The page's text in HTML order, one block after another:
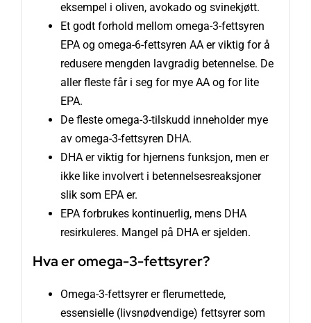
eksempel i oliven, avokado og svinekjøtt.
Et godt forhold mellom omega-3-fettsyren
EPA og omega-6-fettsyren AA er viktig for å
redusere mengden lavgradig betennelse. De
aller fleste får i seg for mye AA og for lite
EPA.
De fleste omega-3-tilskudd inneholder mye
av omega-3-fettsyren DHA.
DHA er viktig for hjernens funksjon, men er
ikke like involvert i betennelsesreaksjoner
slik som EPA er.
EPA forbrukes kontinuerlig, mens DHA
resirkuleres. Mangel på DHA er sjelden.
Hva er omega-3-fettsyrer?
Omega-3-fettsyrer er flerumettede,
essensielle (livsnødvendige) fettsyrer som